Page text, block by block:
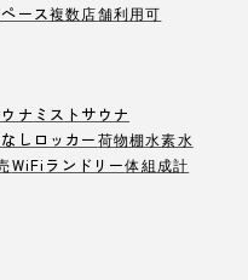
ース複数店舗利用可
ナ ミストサウナ
しロッカー荷物棚水素水
WiFi ランドリー体組成計